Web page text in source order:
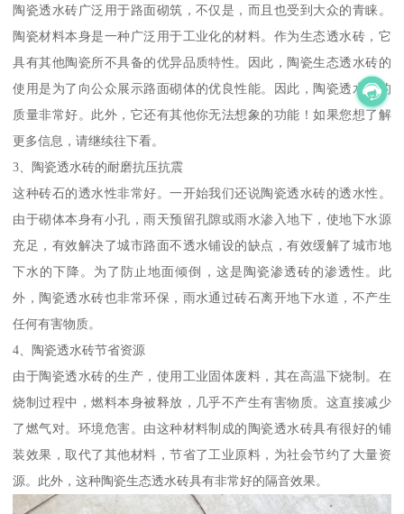
陶瓷透水砖广泛用于路面砌筑，不仅是，而且也受到大众的青睐。
陶瓷材料本身是一种广泛用于工业化的材料。作为生态透水砖，它
具有其他陶瓷所不具备的优异品质特性。因此，陶瓷生态透水砖的
使用是为了向公众展示路面砌体的优良性能。因此，陶瓷透水砖的
质量非常好。此外，它还有其他你无法想象的功能！如果您想了解
更多信息，请继续往下看。
3、陶瓷透水砖的耐磨抗压抗震
这种砖石的透水性非常好。一开始我们还说陶瓷透水砖的透水性。
由于砌体本身有小孔，雨天预留孔隙或雨水渗入地下，使地下水源
充足，有效解决了城市路面不透水铺设的缺点，有效缓解了城市地
下水的下降。为了防止地面倾倒，这是陶瓷渗透砖的渗透性。此
外，陶瓷透水砖也非常环保，雨水通过砖石离开地下水道，不产生
任何有害物质。
4、陶瓷透水砖节省资源
由于陶瓷透水砖的生产，使用工业固体废料，其在高温下烧制。在
烧制过程中，燃料本身被释放，几乎不产生有害物质。这直接减少
了燃气对。环境危害。由这种材料制成的陶瓷透水砖具有很好的铺
装效果，取代了其他材料，节省了工业原料，为社会节约了大量资
源。此外，这种陶瓷生态透水砖具有非常好的隔音效果。